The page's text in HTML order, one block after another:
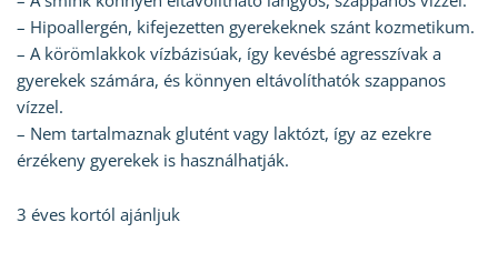
– Hipoallergén, kifejezetten gyerekeknek szánt kozmetikum.
– A körömlakkok vízbázisúak, így kevésbé agresszívak a
gyerekek számára, és könnyen eltávolíthatók szappanos
vízzel.
– Nem tartalmaznak glutént vagy laktózt, így az ezekre
érzékeny gyerekek is használhatják.
3 éves kortól ajánljuk